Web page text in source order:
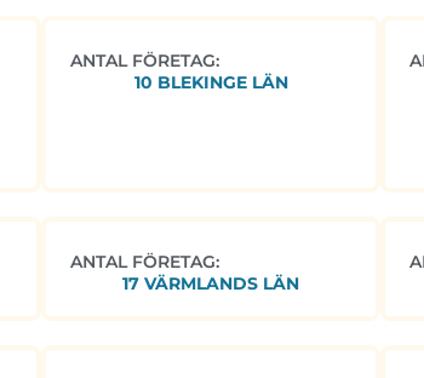
ANTAL FÖRETAG:
10 BLEKINGE LÄN
ANTAL FÖRETAG:
17 VÄRMLANDS LÄN